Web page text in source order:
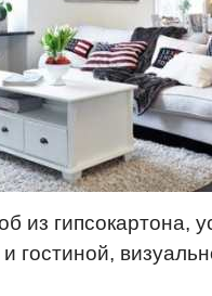
из гипсокартона,
гостиной,